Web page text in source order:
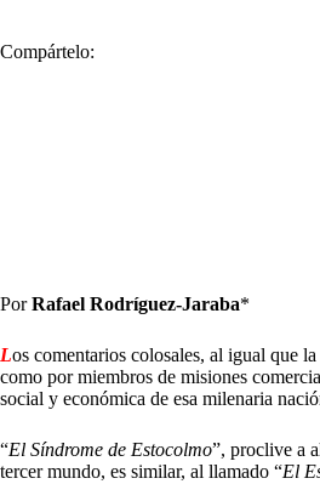
Compártelo:
PorRafael Rodríguez-Jaraba*
Los comentarios colosales, al igual que
como por miembros de misiones
social y económica de esa milenaria
“El Síndrome de Estocolmo”, proclive a
tercer mundo, es similar, al llamado “El